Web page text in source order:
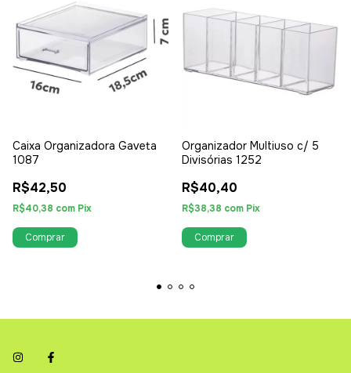
Caixa Organizadora Gaveta
1087
R$42,50
R$40,38 com Pix
Organizador Multiuso c/ 5
Divisórias 1252
R$40,40
R$38,38 com Pix